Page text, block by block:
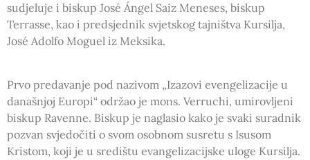
sudjeluje i biskup José Ángel Saiz Meneses, biskup
Terrasse, kao i predsjednik svjetskog tajništva Kursilja,
José Adolfo Moguel iz Meksika.
Prvo predavanje pod nazivom „Izazovi evengelizacije u
današnjoj Europi“ održao je mons. Verruchi, umirovljeni
biskup Ravenne. Biskup je naglasio kako je svaki suradnik
pozvan svjedočiti o svom osobnom susretu s Isusom
Kristom, koji je u središtu evangelizacijske uloge Kursilja.